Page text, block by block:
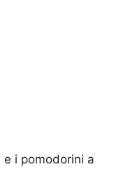
i pomodorini a